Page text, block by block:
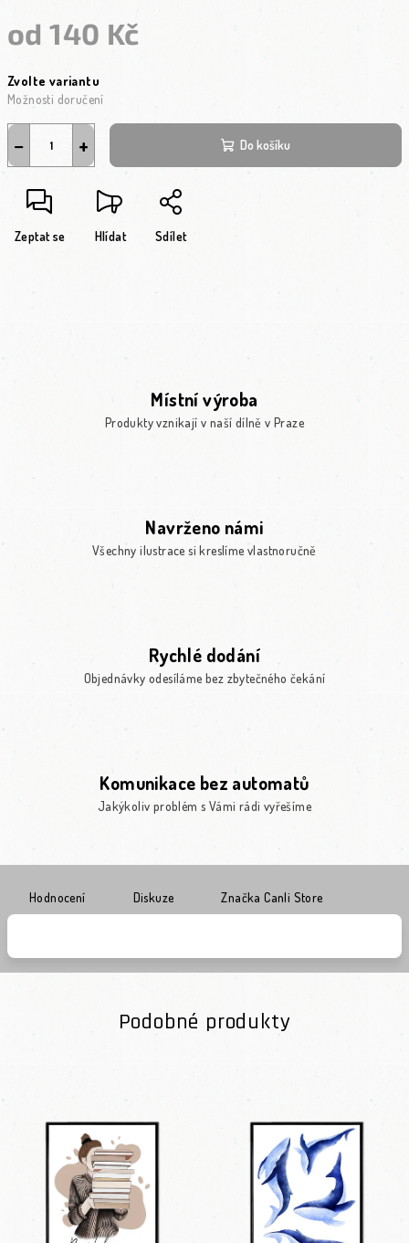
od140 Kč
Zvolte variantu
Možnosti doručení
+
− Do košíku
Zeptat se Hlídat Sdílet
Místní výroba
Produkty vznikají v naší dílně v Praze
Navrženo námi
Všechny ilustrace si kreslíme vlastnoručně
Rychlé dodání
Objednávky odesíláme bez zbytečného čekání
Komunikace bez automatů
Jakýkoliv problém s Vámi rádi vyřešíme
Hodnocení Diskuze Značka Canli Store
Podobné produkty